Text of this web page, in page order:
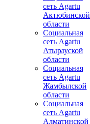
сеть Agartu
Актюбинской
области
Социальная
сеть Agartu
Атырауской
области
Социальная
сеть Agartu
Жамбылской
области
Социальная
сеть Agartu
Алматинской